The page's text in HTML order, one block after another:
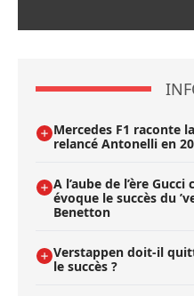
Mercedes F1 raconte
relancé Antonelli en
A l’aube de l’ère
évoque le succès du
Benetton
Verstappen doit-il
le succès ?